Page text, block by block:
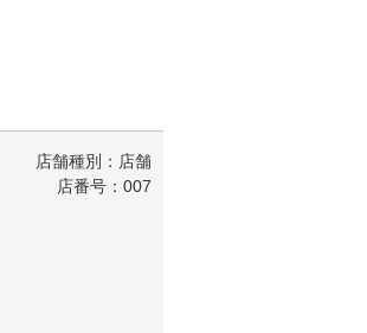
店舗種別：店舗
店番号：007